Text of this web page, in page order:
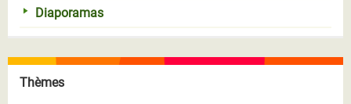
Diaporamas
Thèmes